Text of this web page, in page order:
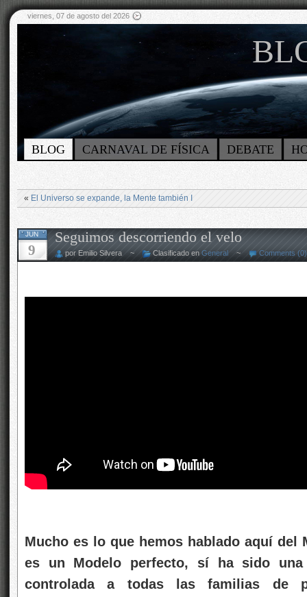
viernes, 07 de agosto del 2026
BLOG CARNAVAL DE FÍSICA DEBATE
« El Universo se expande, la Mente también I
JUN
9
Seguimos descorriendo el velo
por Emilio Silvera ~ Clasificado en General ~ Comments (0)
Mucho es lo que hemos hablado aquí del
es un Modelo perfecto, sí ha sido una
controlada a todas las familias de